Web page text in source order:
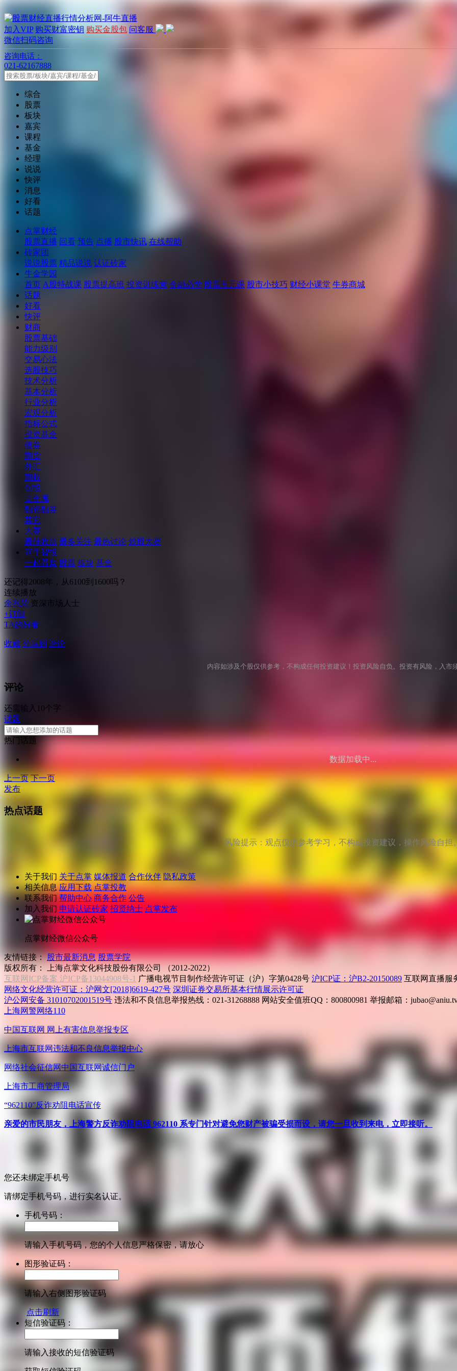
加入VIP 购买财富密钥 购买金股包 问客服
微信扫码咨询
咨询电话：
021-62167888
综合
股票
板块
嘉宾
课程
基金
经理
说说
快评
消息
好看
话题
点掌财经
股票直播 回看 预告 点播 股市快讯 在线帮助
砖家团
说说股票 精品说说 认证砖家
牛金学园
首页 A股特战课 股票提高班 投资训练营 金融必学 股票五元课 股市小技巧 财经小课堂 牛券商城
话题
好看
快评
财商
股票基础
能力级别
交易心法
选股技巧
技术分析
基本分析
行业分析
宏观分析
指标公式
投资基金
债券
期货
外汇
期权
创投
贵金属
融资融券
其它
大赛
最佳收益 最多关注 最热讨论 炒股大赛
阿牛智投
一起看盘 股票 板块 基金
还记得2008年，从6100到1600吗？
连续播放
余兆荣 资深市场人士
+订阅
TA的好看
收藏 分享到 评论
内容如涉及个股仅供参考，不构成任何投资建议！投资风险自负。投资有风险，入市
评论
还需输入10个字
话题
热门话题
数据加载中...
上一页 下一页
发布
热点话题
风险提示：观点仅供参考学习，不构成投资建议，操作风险自担
关于我们 关于点掌 媒体报道 合作伙伴 隐私政策
相关信息 应用下载 点掌投教
联系我们 帮助中心 商务合作 公告
加入我们 申请认证砖家 招贤纳士 点掌发布
点掌财经微信公众号
友情链接： 股市最新消息 股票学院
版权所有：
上海点掌文化科技股份有限公司 （2012-2022）
互联网ICP备案 沪ICP备13044908号-1 广播电视节目制作经营许可证（沪）字第0428号 沪ICP证：沪B2-20150089 互联网直播服
网络文化经营许可证：沪网文[2018]6619-427号 深圳证券交易所基本行情展示许可证
沪公网安备 31010702001519号 违法和不良信息举报热线：021-31268888 网站安全值班QQ：800800981 举报邮箱：
上海网警网络110
中国互联网 网上有害信息举报专区
上海市互联网违法和不良信息举报中心
网络社会征信网中国互联网诚信门户
上海市工商管理局
“962110”反诈劝阻电话宣传
亲爱的市民朋友，上海警方反诈劝阻电话 962110 系专门针对避免您财产被骗受损而设，请您一旦收到来电，立即接听。
您还未绑定手机号
请绑定手机号码，进行实名认证。
手机号码：
请输入手机号码，您的个人信息严格保密，请放心
图形验证码：
请输入右侧图形验证码
点击刷新
短信验证码：
请输入接收的短信验证码